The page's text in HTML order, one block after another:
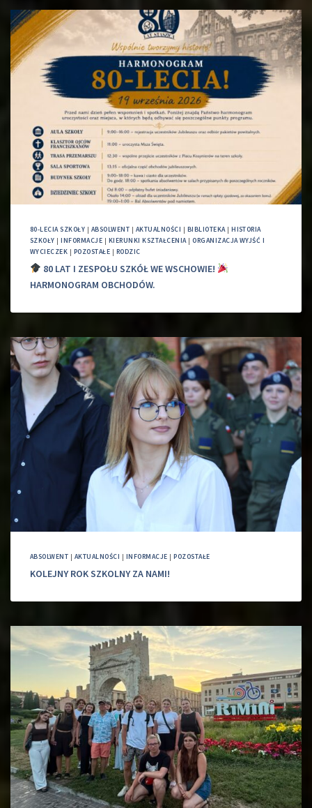
80-LECIA SZKOŁY | ABSOLWENT | AKTUALNOŚCI | BIBLIOTEKA|HISTORIA
SZKOŁY |INFORMACJE | KIERUNKI KSZTAŁCENIA|ORGANIZACJA WYJŚĆ I
WYCIECZEK | POZOSTAŁE | RODZIC
80 LAT I ZESPOŁU SZKÓŁ WE WSCHOWIE!
HARMONOGRAM OBCHODÓW.
ABSOLWENT | AKTUALNOŚCI | INFORMACJE |POZOSTAŁE
KOLEJNY ROK SZKOLNY ZA NAMI!